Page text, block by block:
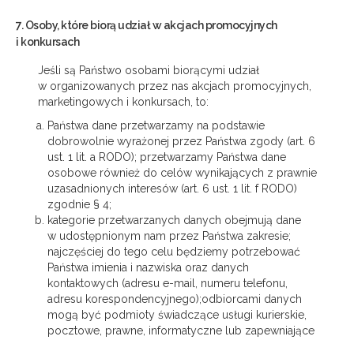
7. Osoby, które biorą udział w akcjach promocyjnych
i konkursach
Jeśli są Państwo osobami biorącymi udział
w organizowanych przez nas akcjach promocyjnych,
marketingowych i konkursach, to:
Państwa dane przetwarzamy na podstawie
dobrowolnie wyrażonej przez Państwa zgody (art. 6
ust. 1 lit. a RODO); przetwarzamy Państwa dane
osobowe również do celów wynikających z prawnie
uzasadnionych interesów (art. 6 ust. 1 lit. f RODO)
zgodnie § 4;
kategorie przetwarzanych danych obejmują dane
w udostępnionym nam przez Państwa zakresie;
najczęściej do tego celu będziemy potrzebować
Państwa imienia i nazwiska oraz danych
kontaktowych (adresu e-mail, numeru telefonu,
adresu korespondencyjnego);odbiorcami danych
mogą być podmioty świadczące usługi kurierskie,
pocztowe, prawne, informatyczne lub zapewniające